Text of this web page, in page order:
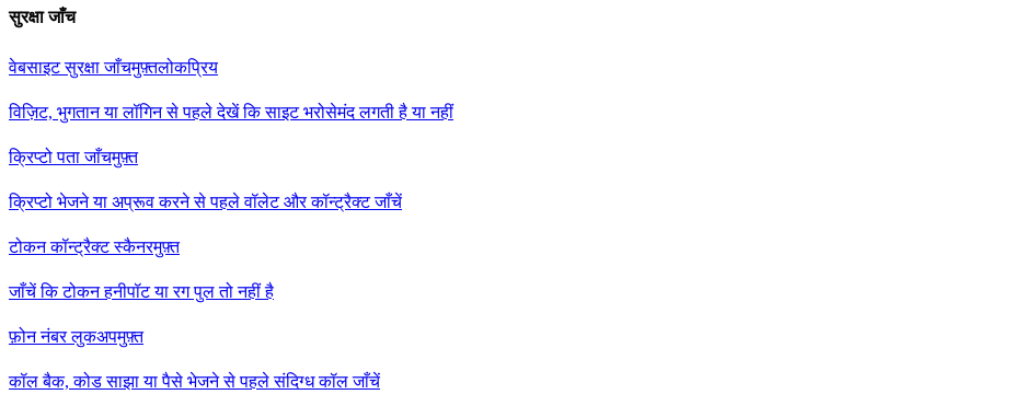
सुरक्षा जाँच
वेबसाइट सुरक्षा जाँचमुफ़्तलोकप्रिय
विज़िट, भुगतान या लॉगिन से पहले देखें कि साइट भरोसेमंद लगती है या नहीं
क्रिप्टो पता जाँचमुफ़्त
क्रिप्टो भेजने या अप्रूव करने से पहले वॉलेट और कॉन्ट्रैक्ट जाँचें
टोकन कॉन्ट्रैक्ट स्कैनरमुफ़्त
जाँचें कि टोकन हनीपॉट या रग पुल तो नहीं है
फ़ोन नंबर लुकअपमुफ़्त
कॉल बैक, कोड साझा या पैसे भेजने से पहले संदिग्ध कॉल जाँचें